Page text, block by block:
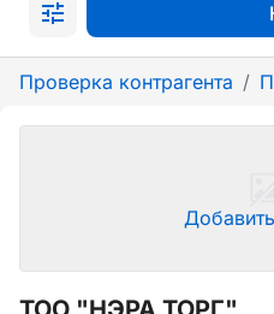
Проверка контрагента /